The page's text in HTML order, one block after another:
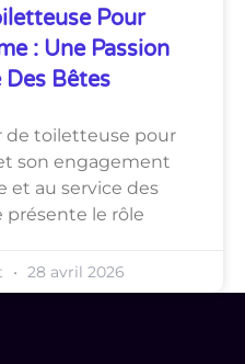
Pour
: Une Passion
Bêtes
de toiletteuse pour
son engagement
et au service des
présente le rôle
28 avril 2026